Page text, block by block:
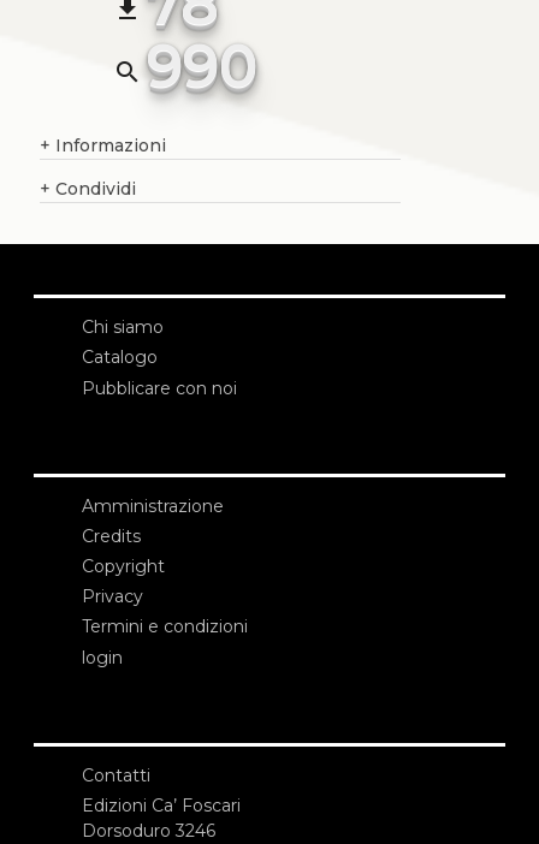
file_download
search 990
+ Informazioni
+ Condividi
Chi siamo
Catalogo
Pubblicare con noi
Amministrazione
Credits
Copyright
Privacy
Termini e condizioni
login
Contatti
Edizioni Ca’ Foscari
Dorsoduro 3246